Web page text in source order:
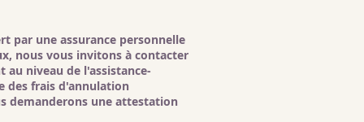
par une assurance personnelle
nous vous invitons à contacter
niveau de l'assistance-
des frais d'annulation
demanderons une attestation